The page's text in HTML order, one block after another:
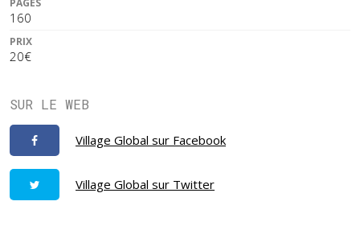
PAGES
160
PRIX
20€
SUR LE WEB
Village Global sur Facebook
Village Global sur Twitter